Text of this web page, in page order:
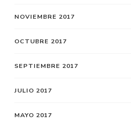
NOVIEMBRE 2017
OCTUBRE 2017
SEPTIEMBRE 2017
JULIO 2017
MAYO 2017